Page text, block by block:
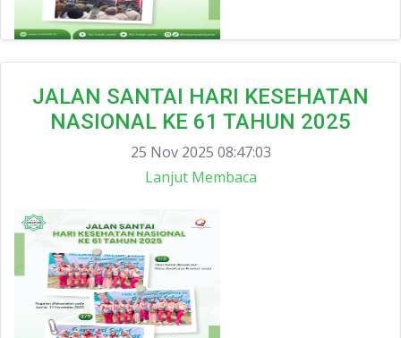
JALAN SANTAI HARI KESEHATAN
NASIONAL KE 61 TAHUN 2025
25 Nov 2025 08:47:03
Lanjut Membaca